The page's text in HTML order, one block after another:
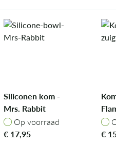
Siliconen kom -
Mrs. Rabbit
Op voorraad
Op voorraad
€ 17,95
€